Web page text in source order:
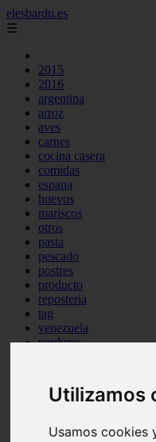
Utilizamos
Usamos cookies
elesbardu.es
☰
2015
2016
argentina
arroz
aves
carnes
cocina casera
comidas
espana
huevos
mariscos
otros
pasta
pescado
postres
producto
reposteria
tag
venezuela
verduras
Teruel - sarrión
Cádiz - algodonales
Madrid - madrid